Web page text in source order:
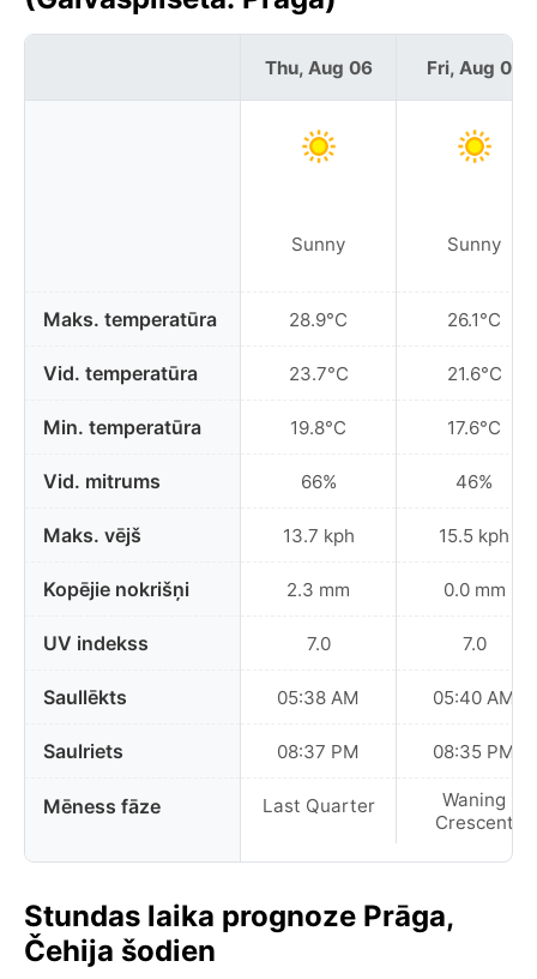
Maks. temperatūra
Vid. temperatūra
Min. temperatūra
Vid. mitrums
Maks. vējš
Kopējie nokrišņi
UV indekss
Saullēkts
Saulriets
Mēness fāze
Thu, Aug 06
Sunny
28.9°C
23.7°C
19.8°C
66%
13.7 kph
2.3 mm
7.0
05:38 AM
08:37 PM
Last Quarter
Fri, Aug 07
Sunny
26.1°C
21.6°C
17.6°C
46%
15.5 kph
0.0 mm
7.0
05:40 AM
08:35 PM
Waning
Crescent
Stundas laika prognoze Prāga,
Čehija šodien